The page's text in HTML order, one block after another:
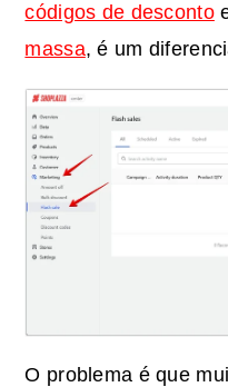
códigos de desconto
massa, é um
O problema é que